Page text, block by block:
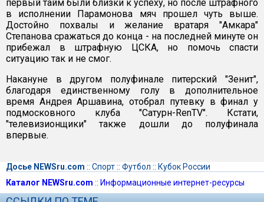
первый тайм были близки к успеху, но после штрафного
в исполнении Парамонова мяч прошел чуть выше.
Достойно похвалы и желание вратаря "Амкара"
Степанова сражаться до конца - на последней минуте он
прибежал в штрафную ЦСКА, но помочь спасти
ситуацию так и не смог.
Накануне в другом полуфинале питерский "Зенит",
благодаря единственному голу в дополнительное
время Андрея Аршавина, отобрал путевку в финал у
подмосковного клуба "Сатурн-RenTV". Кстати,
"телевизионщики" также дошли до полуфинала
впервые.
Досье NEWSru.com :: Спорт:: Футбол :: Кубок России
Каталог NEWSru.com :: Информационные интернет-ресурсы